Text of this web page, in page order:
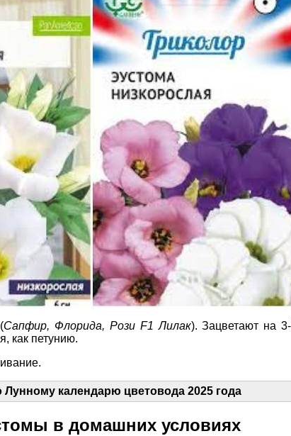
Сапфир, Флорида, Рози F1 Лилак). Зацветают на
как петунию.
.
календарю цветовода 2025 года
в домашних условиях